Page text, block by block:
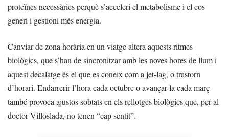
proteïnes necessàries perquè s’acceleri el metabolisme i el cos
generi i gestioni més energia.
Canviar de zona horària en un viatge altera aquests ritmes
biològics, que s’han de sincronitzar amb les noves hores de llum i
aquest decalatge és el que es coneix com a jet-lag, o trastorn
d’horari. Endarrerir l’hora cada octubre o avançar-la cada març
també provoca ajustos sobtats en els rellotges biològics que, per al
doctor Villoslada, no tenen “cap sentit”.